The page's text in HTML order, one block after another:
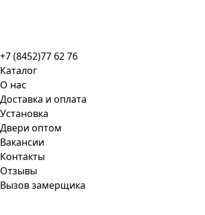
+7 (8452)77 62 76
Каталог
О нас
Доставка и оплата
Установка
Двери оптом
Вакансии
Контакты
Отзывы
Вызов замерщика